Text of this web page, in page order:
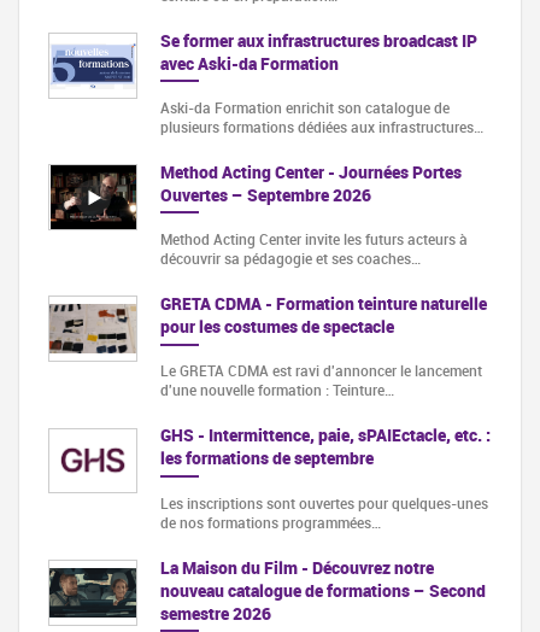
Se former aux infrastructures broadcast IP
avec Aski-da Formation
Aski-da Formation enrichit son catalogue de
plusieurs formations dédiées aux infrastructures…
Method Acting Center - Journées Portes
Ouvertes – Septembre 2026
Method Acting Center invite les futurs acteurs à
découvrir sa pédagogie et ses coaches…
GRETA CDMA - Formation teinture naturelle
pour les costumes de spectacle
Le GRETA CDMA est ravi d'annoncer le lancement
d'une nouvelle formation : Teinture…
GHS - Intermittence, paie, sPAIEctacle, etc. :
les formations de septembre
Les inscriptions sont ouvertes pour quelques-unes
de nos formations programmées…
La Maison du Film - Découvrez notre
nouveau catalogue de formations – Second
semestre 2026